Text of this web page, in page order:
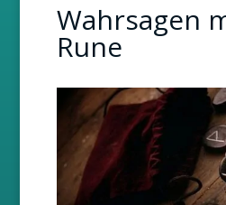
Wahrsagen
Rune